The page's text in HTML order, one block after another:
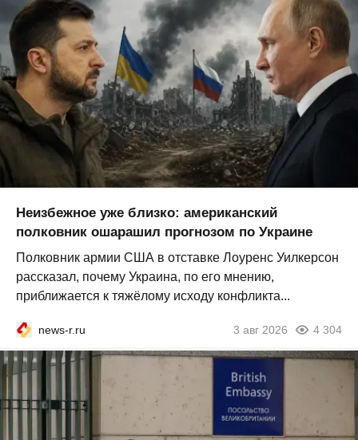
Неизбежное уже близко: американский
полковник ошарашил прогнозом по Украине
Полковник армии США в отставке Лоуренс Уилкерсон
рассказал, почему Украина, по его мнению,
приближается к тяжёлому исходу конфликта...
news-r.ru 3 авг 2026 4 304